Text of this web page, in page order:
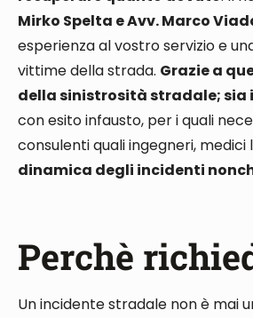
Mirko Spelta e Avv. Marco
esperienza al vostro servizio e
vittime della strada. Grazie a
della sinistrosità stradale; sia
con esito infausto, per i quali
consulentiquali ingegneri,
dinamica degli incidenti
Perchè
Un incidente stradale non è mai